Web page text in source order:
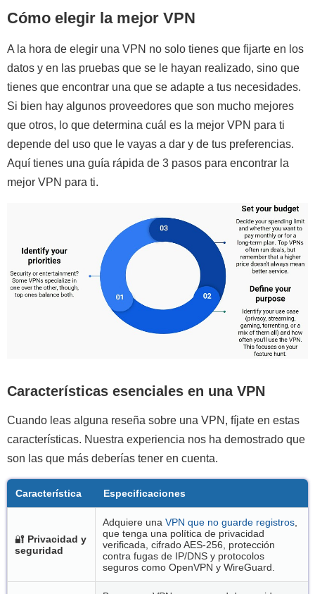
Cómo elegir la mejor VPN
A la hora de elegir una VPN no solo tienes que fijarte en los
datos y en las pruebas que se le hayan realizado, sino que
tienes que encontrar una que se adapte a tus necesidades.
Si bien hay algunos proveedores que son mucho mejores
que otros, lo que determina cuál es la mejor VPN para ti
depende del uso que le vayas a dar y de tus preferencias.
Aquí tienes una guía rápida de 3 pasos para encontrar la
mejor VPN para ti.
Características esenciales en una VPN
Cuando leas alguna reseña sobre una VPN, fíjate en estas
características. Nuestra experiencia nos ha demostrado que
son las que más deberías tener en cuenta.
Característica Especificaciones
🔐 Privacidad y
seguridad
Adquiere una VPN que no guarde registros
que tenga una política de privacidad
verificada, cifrado AES-256, protección
contra fugas de IP/DNS y protocolos
seguros como OpenVPN y WireGuard.